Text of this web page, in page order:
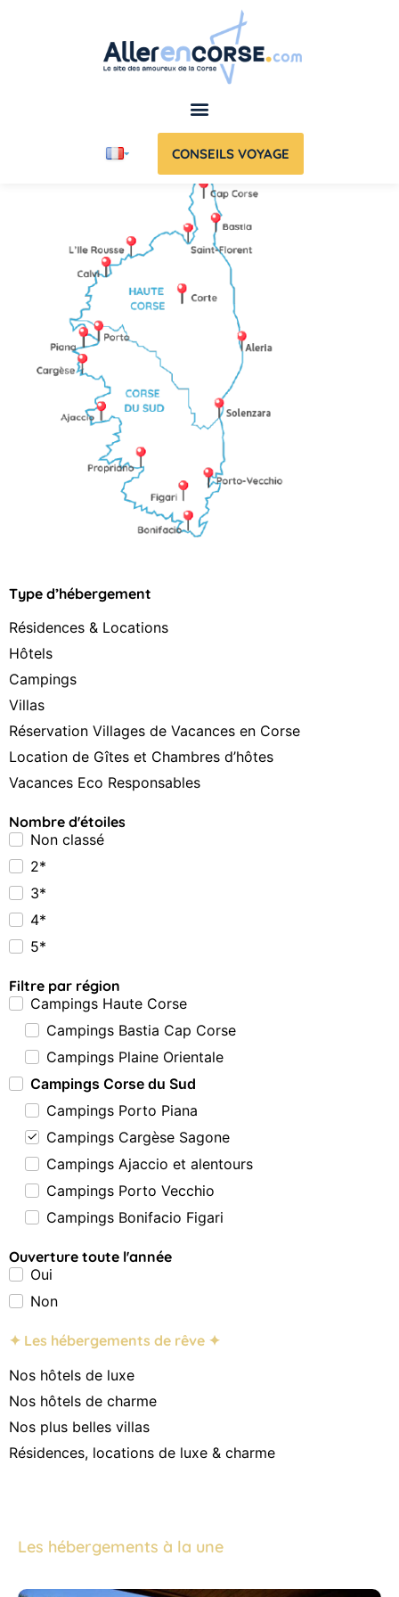
CONSEILS VOYAGE
Type d’hébergement
Résidences & Locations
Hôtels
Campings
Villas
Réservation Villages de Vacances en Corse
Location de Gîtes et Chambres d’hôtes
Vacances Eco Responsables
Nombre d'étoiles
Non classé
2*
3*
4*
5*
Filtre par région
Campings Haute Corse
Campings Bastia Cap Corse
Campings Plaine Orientale
Campings Corse du Sud
Campings Porto Piana
Campings Cargèse Sagone
Campings Ajaccio et alentours
Campings Porto Vecchio
Campings Bonifacio Figari
Ouverture toute l'année
Oui
Non
✦ Les hébergements de rêve ✦
Nos hôtels de luxe
Nos hôtels de charme
Nos plus belles villas
Résidences, locations de luxe & charme
Les hébergements à la une